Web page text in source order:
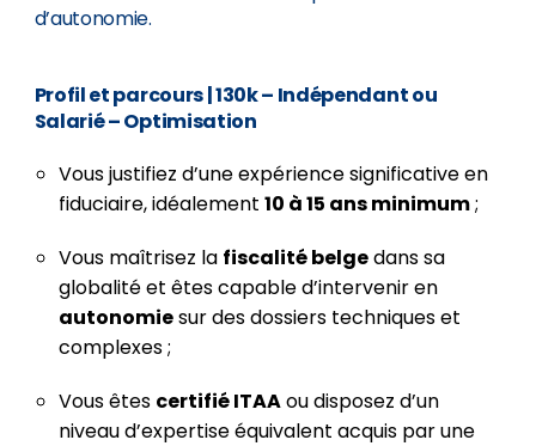
d’autonomie.
Profil et parcours| 130k – Indépendant ou
Salarié – Optimisation
Vous justifiez d’une expérience significative en
fiduciaire, idéalement 10 à 15 ans minimum;
Vous maîtrisez la fiscalité belgedans sa
globalité et êtes capable d’intervenir en
autonomiesur des dossiers techniques et
complexes ;
Vous êtes certifié ITAAou disposez d’un
niveau d’expertise équivalent acquis par une